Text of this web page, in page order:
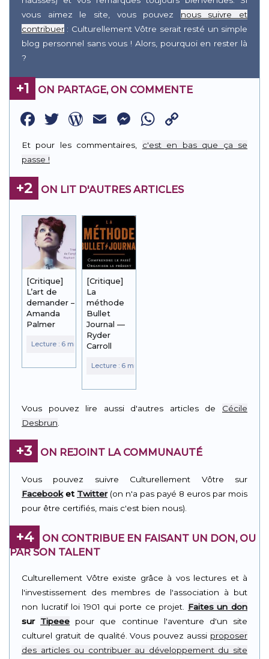
vous aimez le site, vous pouvez nous suivre et
contribuer : Culturellement Vôtre serait resté un simple
blog personnel sans vous ! Alors, pourquoi en rester là
?
+1 ON PARTAGE, ON COMMENTE
Facebook
Twitter
WordPress
EmailMessenger
WhatsApp
Link
Et pour les commentaires, c'est en bas que ça se
passe !
+2 ON LIT D'AUTRES ARTICLES
[Critique]
L’art de
demander –
Amanda
Palmer
[Critique]
La
méthode
Bullet
Journal —
Ryder
Carroll
Vous pouvez lire aussi d'autres articles de Cécile
Desbrun
+3 ON REJOINT LA COMMUNAUTÉ
Vous pouvez suivre Culturellement Vôtre sur
Facebooket Twitter(on n'a pas payé 8 euros par mois
pour être certifiés, mais c'est bien nous).
+4
ON CONTRIBUE EN FAISANT UN DON, OU
PAR SON TALENT
Culturellement Vôtre existe grâce à vos lectures et à
l'investissement des membres de l'association à but
non lucratif loi 1901 qui porte ce projet. Faites un don
sur Tipeee pour que continue l'aventure d'un site
culturel gratuit de qualité. Vous pouvez aussi proposer
des articles ou contribuer au développement du site